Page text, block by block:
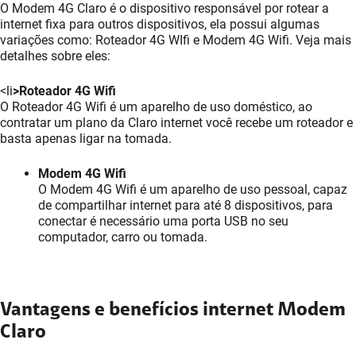
O Modem 4G Claro é o dispositivo responsável por rotear a
internet fixa para outros dispositivos, ela possui algumas
variações como: Roteador 4G WIfi e Modem 4G Wifi. Veja mais
detalhes sobre eles:
<li>Roteador 4G Wifi
O Roteador 4G Wifi é um aparelho de uso doméstico, ao
contratar um plano da Claro internet você recebe um roteador e
basta apenas ligar na tomada.
Modem 4G Wifi
O Modem 4G Wifi é um aparelho de uso pessoal, capaz
de compartilhar internet para até 8 dispositivos, para
conectar é necessário uma porta USB no seu
computador, carro ou tomada.
Vantagens e benefícios internet Modem
Claro